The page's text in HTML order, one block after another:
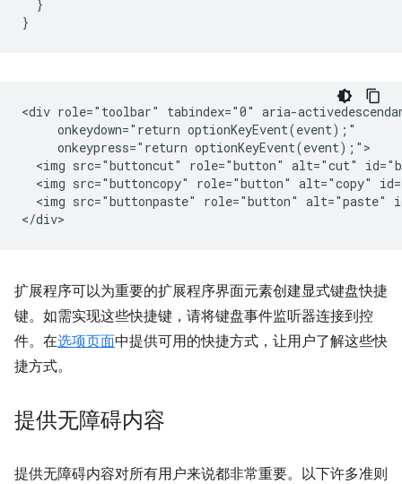
}
}
<div role="toolbar" tabindex="0" aria-
     onkeydown="return optionKeyEvent(event);"
     onkeypress="return optionKeyEvent(event);">
<img src="buttoncut" role="button" alt="cut"
<img src="buttoncopy" role="button" alt="copy"
<img src="buttonpaste" role="button" alt="paste"
扩展程序可以为重要的扩展程序界面元素创建显式键盘快捷
键。如需实现这些快捷键，请将键盘事件监听器连接到控
件。在选项页面中提供可用的快捷方式，让用户了解这些快
捷方式。
提供无障碍内容
提供无障碍内容对所有用户来说都非常重要。以下许多准则